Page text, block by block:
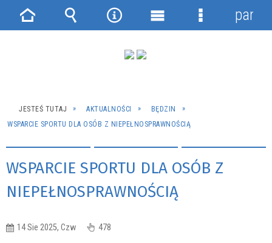
JESTEŚ TUTAJ AKTUALNOŚCI
BĘDZIN
WSPARCIE SPORTU DLA OSÓB Z NIEPEŁNOSPRAWNOŚCIĄ
WSPARCIE SPORTU DLA OSÓB Z
NIEPEŁNOSPRAWNOŚCIĄ
14 Sie 2025, Czw 478
Strona Wyszukiwarka
NarzędziaMenu
Menu
panel